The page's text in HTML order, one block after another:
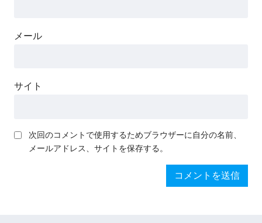
メール
サイト
次回のコメントで使用するためブラウザーに自分の名前、
メールアドレス、サイトを保存する。